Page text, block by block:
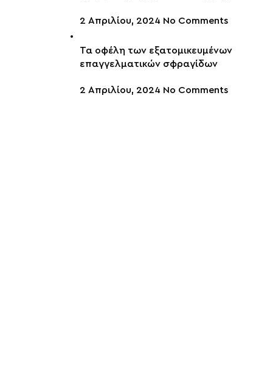
2 Απριλίου, 2024 No Comments
Τα οφέλη των εξατομικευμένων
επαγγελματικών σφραγίδων
2 Απριλίου, 2024 No Comments